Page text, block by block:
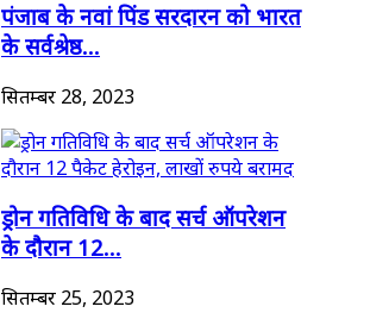
पंजाब के नवां पिंड सरदारन को भारत
के सर्वश्रेष्ठ...
सितम्बर 28, 2023
ड्रोन गतिविधि के बाद सर्च ऑपरेशन
के दौरान 12...
सितम्बर 25, 2023